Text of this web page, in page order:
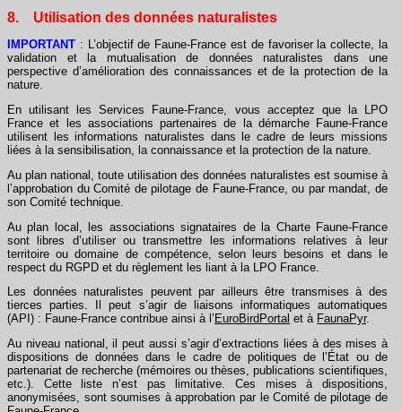
8. Utilisation des données naturalistes
IMPORTANT : L’objectif de Faune-France est de favoriser la collecte, la
validation et la mutualisation de données naturalistes dans une
perspective d’amélioration des connaissances et de la protection de la
nature.
En utilisant les Services Faune-France, vous acceptez que la LPO
France et les associations partenaires de la démarche Faune-France
utilisent les informations naturalistes dans le cadre de leurs missions
liées à la sensibilisation, la connaissance et la protection de la nature.
Au plan national, toute utilisation des données naturalistes est soumise à
l’approbation du Comité de pilotage de Faune-France, ou par mandat, de
son Comité technique.
Au plan local, les associations signataires de la Charte Faune-France
sont libres d’utiliser ou transmettre les informations relatives à leur
territoire ou domaine de compétence, selon leurs besoins et dans le
respect du RGPD et du règlement les liant à la LPO France.
Les données naturalistes peuvent par ailleurs être transmises à des
tierces parties. Il peut s’agir de liaisons informatiques automatiques
(API) : Faune-France contribue ainsi à l’ EuroBirdPortal et à FaunaPyr.
Au niveau national, il peut aussi s’agir d’extractions liées à des mises à
dispositions de données dans le cadre de politiques de l’État ou de
partenariat de recherche (mémoires ou thèses, publications scientifiques,
etc.). Cette liste n’est pas limitative. Ces mises à dispositions,
anonymisées, sont soumises à approbation par le Comité de pilotage de